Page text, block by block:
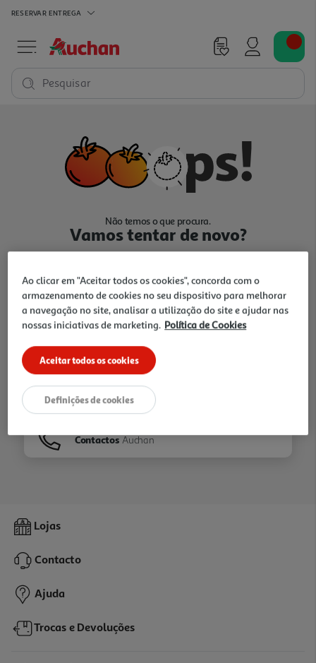
RESERVAR ENTREGA
Pesquisar
Não temos o que procura.
Vamos tentar de novo?
Ir para Homepage
Folhetos
Contactos Auchan
Lojas
Contacto
Ajuda
Trocas e Devoluções
Ao clicar em "Aceitar todos os cookies", concorda com o
armazenamento de cookies no seu dispositivo para melhorar
a navegação no site, analisar a utilização do site e ajudar nas
nossas iniciativas de marketing. Política de Cookies
Aceitar todos os cookies
Definições de cookies